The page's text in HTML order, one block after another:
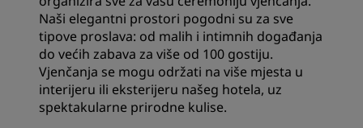
Naši elegantni prostori pogodni su za sve
tipove proslava: od malih i intimnih događanja
do većih zabava za više od 100 gostiju.
Vjenčanja se mogu održati na više mjesta u
interijeru ili eksterijeru našeg hotela, uz
spektakularne prirodne kulise.